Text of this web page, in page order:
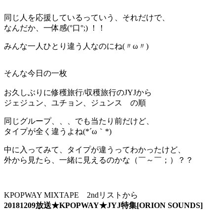
同じ人を応援しているっていう、それだけで、
なんだか、一体感(°口°;) ！！
みんな一人ひとり違う人なのにね(〃ω〃)
そんな今日の一枚
お久しぶりに修穫旅行/収穫旅行のJYJから
ジェジュン、ユチョン、ジュンス の順
同じグループ、、、でも当たり前だけど、
タイプが全く違うよね(*´ω｀*)
中に入ってみて、タイプが違うってわかったけど、
外から見たら、一緒に見えるのかな（￣～￣；）？？
KPOPWAY MIXTAPE 2ndリストから
20181209放送★KPOPWAY★JYJ特集[ORION SOUNDS]